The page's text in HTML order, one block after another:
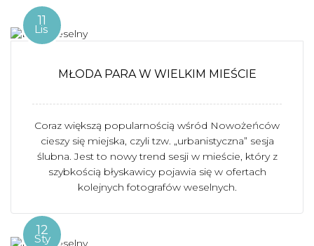
11
Lis
MŁODA PARA W WIELKIM MIEŚCIE
Coraz większą popularnością wśród Nowożeńców
cieszy się miejska, czyli tzw. „urbanistyczna” sesja
ślubna. Jest to nowy trend sesji w mieście, który z
szybkością błyskawicy pojawia się w ofertach
kolejnych fotografów weselnych.
12
Sty